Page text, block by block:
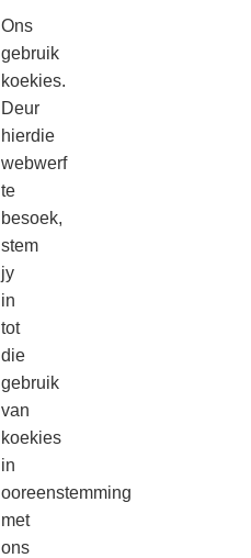
Ons
gebruik
koekies.
Deur
hierdie
webwerf
te
besoek,
stem
jy
in
tot
die
gebruik
van
koekies
in
ooreenstemming
met
ons